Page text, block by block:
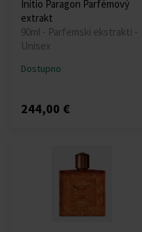
Initio Paragon Parfémový
extrakt
90ml - Parfemski ekstrakti -
Unisex
Dostupno
244,00 €